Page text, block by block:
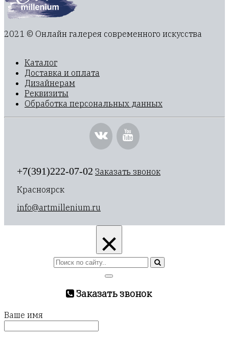
2021 © Онлайн галерея современного искусства
Каталог
Доставка и оплата
Дизайнерам
Реквизиты
Обработка персональных данных
+7(391)222-07-02 Заказать звонок
Красноярск
info@artmillenium.ru
×
Заказать звонок
Ваше имя